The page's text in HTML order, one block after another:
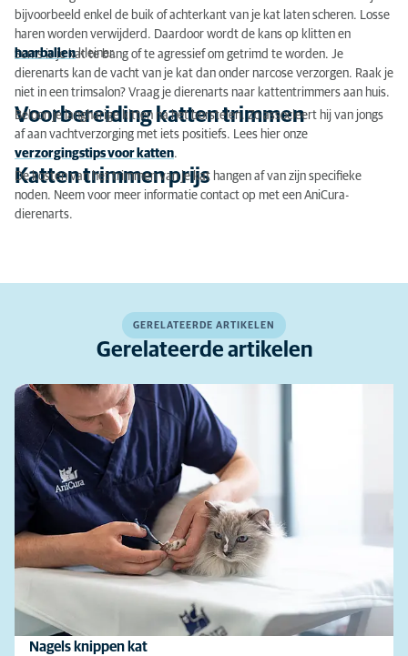
bijvoorbeeld enkel de buik of achterkant van je kat laten scheren. Losse
haren worden verwijderd. Daardoor wordt de kans op klitten en
haarballenkleiner.
Soms is je kat te bang of te agressief om getrimd te worden. Je
dierenarts kan de vacht van je kat dan onder narcose verzorgen. Raak je
niet in een trimsalon? Vraag je dierenarts naar kattentrimmers aan huis.
Voorbereiding katten trimmen
Beloon je langharige kitten na het borstelen. Zo associeert hij van jongs
af aan vachtverzorging met iets positiefs. Lees hier onze
verzorgingstips voor katten.
Katten trimmen prijs
De kosten van het trimmen van je kat hangen af van zijn specifieke
noden. Neem voor meer informatie contact op met een AniCura-
dierenarts.
GERELATEERDE ARTIKELEN
Gerelateerde artikelen
Nagels knippen kat